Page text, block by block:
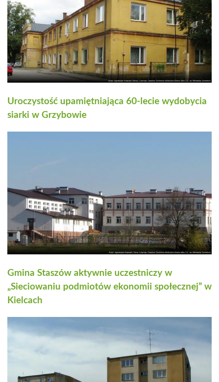
Uroczystość upamiętniająca 60-lecie wydobycia
siarki w Grzybowie
Gmina Staszów aktywnie uczestniczy w
„Sieciowaniu podmiotów ekonomii społecznej” w
Kielcach